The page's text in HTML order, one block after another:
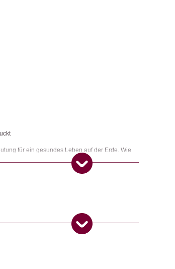
für ein gesundes Leben auf der Erde. Wie
erzählen! Herrlich bunt mit klaren graphischen
So machst du sowohl dein Haus und als